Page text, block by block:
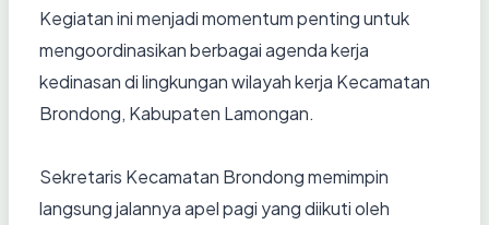
Kegiatan ini menjadi momentum penting untuk
mengoordinasikan berbagai agenda kerja
kedinasan di lingkungan wilayah kerja Kecamatan
Brondong, Kabupaten Lamongan.
Sekretaris Kecamatan Brondong memimpin
langsung jalannya apel pagi yang diikuti oleh